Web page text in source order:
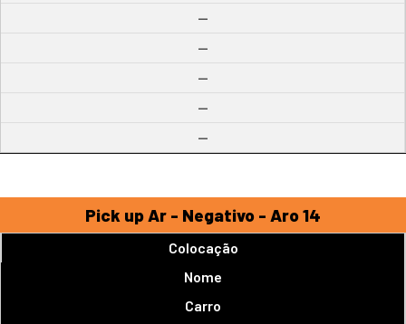
--
--
--
--
--
Pick up Ar - Negativo - Aro 14
Colocação
Nome
Carro